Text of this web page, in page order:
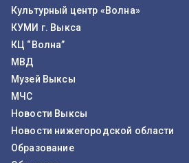
Культурный центр «Волна»
КУМИ г. Выкса
КЦ “Волна”
МВД
Музей Выксы
МЧС
Новости Выксы
Новости нижегородской области
Образование